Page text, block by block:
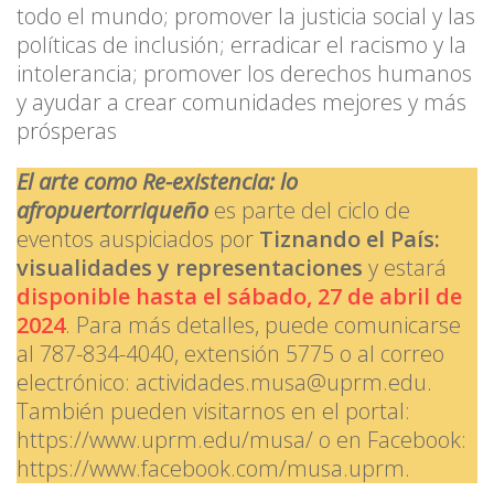
todo el mundo; promover la justicia social y las
políticas de inclusión; erradicar el racismo y la
intolerancia; promover los derechos humanos
y ayudar a crear comunidades mejores y más
prósperas
El arte como Re-existencia: lo
afropuertorriqueño es parte del ciclo de
eventos auspiciados por Tiznando el País:
visualidades y representaciones y estará
disponible hasta el sábado, 27 de abril de
2024. Para más detalles, puede comunicarse
al 787-834-4040, extensión 5775 o al correo
electrónico: actividades.musa@uprm.edu.
También pueden visitarnos en el portal:
https://www.uprm.edu/musa/ o en Facebook:
https://www.facebook.com/musa.uprm.